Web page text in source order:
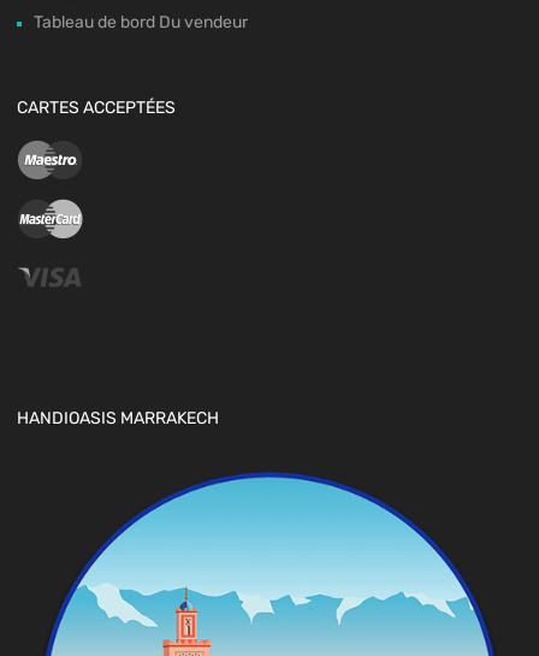
Tableau de bord Du vendeur
CARTES ACCEPTÉES
HANDIOASIS MARRAKECH